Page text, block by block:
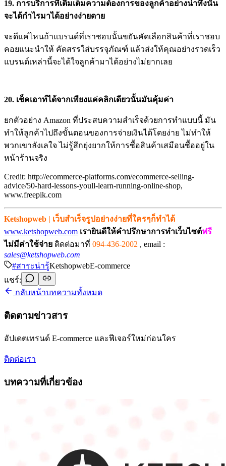
19. การบริการที่เติมเต็มความต้องการของลูกค้าอย่างน่าทึ่งนั้น
จะได้กำไรมาได้อย่างง่ายดาย
จะดีแค่ไหนถ้าแบรนด์ที่เราชอบนั้นขยันคัดเลือกสินค้าที่เราชอบ
คอยแนะนำให้ คัดสรรใส่บรรจุภัณฑ์ แล้วส่งให้คุณอย่างรวดเร็ว
แบรนด์เหล่านี้จะได้ใจลูกค้ามาได้อย่างไม่ยากเลย
20. เช็คเอาท์ได้จากเพียงแค่คลิกเดียวนั้นมันคุ้มค่า
ยกตัวอย่าง Amazon ที่ประสบความสำเร็จด้วยการทำแบบนี้ มัน
ทำให้ลูกค้าไปถึงขั้นตอนของการจ่ายเงินได้โดยง่าย ไม่ทำให้
พวกเขาลังเลใจ ไม่รู้สึกยุ่งยากให้การซื้อสินค้าเสมือนซื้ออยู่ใน
หน้าร้านจริง
Credit: http://ecommerce-platforms.com/ecommerce-selling-
advice/50-hard-lessons-youll-learn-running-online-shop,
www.freepik.com
Ketshopweb | เว็บสำเร็จรูปอย่างง่ายที่ใครๆก็ทำได้
www.ketshopweb.com เรายินดีให้คำปรึกษาการทำเว็บไซต์ฟรี
ไม่มีค่าใช้จ่าย ติดต่อมาที่ 094-436-2002 , email :
sales@ketshopweb.com
#สาระน่ารู้KetshopwebE-commerce
แชร์:
กลับหน้าบทความทั้งหมด
ติดตามข่าวสาร
อัปเดตเทรนด์ E-commerce และฟีเจอร์ใหม่ก่อนใคร
ติดต่อเรา
บทความที่เกี่ยวข้อง